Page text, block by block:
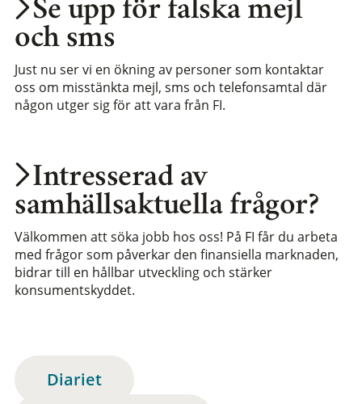
Intresserad av
samhällsaktuella frågor?
Välkommen att söka jobb hos oss! På FI får du arbeta
med frågor som påverkar den finansiella marknaden,
bidrar till en hållbar utveckling och stärker
konsumentskyddet.
Se upp för falska mejl
och sms
Just nu ser vi en ökning av personer som kontaktar
oss om misstänkta mejl, sms och telefonsamtal där
någon utger sig för att vara från FI.
Diariet